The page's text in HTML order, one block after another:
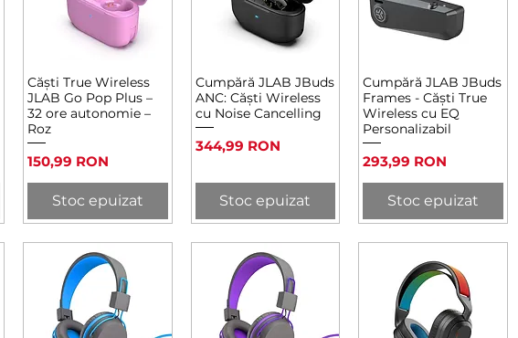
Afișare rapidă
Căști True Wireless
JLAB Go Pop Plus –
32 ore autonomie –
Roz
Preț
150,99 RON
Stoc epuizat
Afișare rapidă
Cumpără JLAB JBuds
ANC: Căști Wireless
cu Noise Cancelling
Preț
344,99 RON
Stoc epuizat
Afișare rapidă
Cumpără JLAB JBuds
Frames - Căști True
Wireless cu EQ
Personalizabil
Preț
293,99 RON
Stoc epuizat